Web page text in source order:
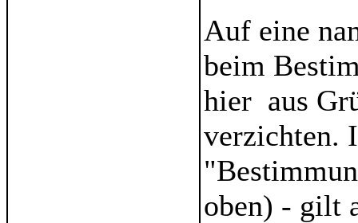
Auf eine
beim
hier aus
verzichten.
oben) - gilt